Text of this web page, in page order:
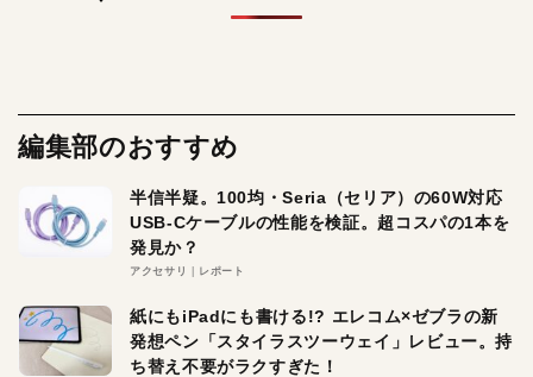
編集部のおすすめ
半信半疑。100均・Seria（セリア）の60W対応
USB-Cケーブルの性能を検証。超コスパの1本を
発見か？
アクセサリ レポート
紙にもiPadにも書ける!? エレコム×ゼブラの新
発想ペン「スタイラスツーウェイ」レビュー。持
ち替え不要がラクすぎた！